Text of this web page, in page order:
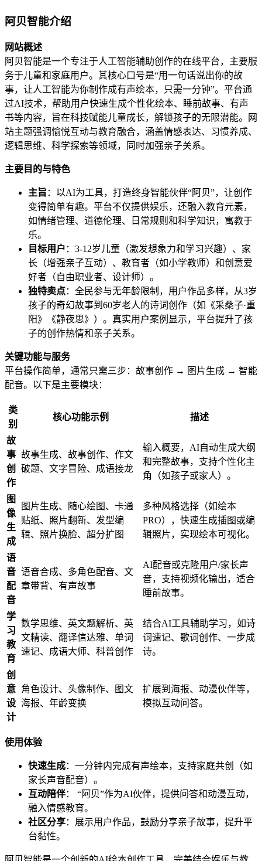
阿贝智能介绍
网站概述
阿贝智能是一个专注于人工智能辅助创作的在线平台，主要服
务于儿童和家庭用户。其核心口号是“用一句话说出你的故
事，让人工智能为你制作成有声绘本，只需一分钟”。平台通
过AI技术，帮助用户快速生成个性化绘本、睡前故事、有声
书等内容，旨在科技赋能儿童成长，解锁孩子的无限潜能。网
站主题强调愉悦互动与教育融合，涵盖情感表达、习惯养成、
逻辑思维、科学探索等领域，同时加强亲子关系。
主要目的与特色
主旨 ：以AI为工具，打造终身智能伙伴“阿贝”，让创作
变得简单有趣。平台不仅提供娱乐，还融入教育元素，
如情绪管理、道德伦理、日常规则和科学知识，寓教于
乐。
目标用户 ：3-12岁儿童（激发想象力和学习兴趣）、家
长（增强亲子互动）、教育者（如小学教师）和创意爱
好者（自由职业者、设计师）。
独特卖点：全民参与无年龄限制，用户作品多样，从3岁
孩子的奇幻故事到60岁老人的诗词创作（如《采桑子·重
阳》《静夜思》）。真实用户案例显示，平台提升了孩
子的创作热情和亲子关系。
关键功能与服务
平台操作简单，通常只需三步：故事创作 → 图片生成 → 智能
配音。以下是主要模块：
类
别
核心功能示例 描述
故
事
创
作
故事生成、故事创作、作文
破题、文字冒险、成语接龙
输入概要，AI自动生成大纲
和完整故事，支持个性化主
角（如孩子或家人）。
图
像
生
成
图片生成、随心绘图、卡通
贴纸、照片翻新、发型编
辑、照片换脸、超分扩图
多种风格选择（如绘本
PRO），快速生成插图或编
辑照片，实现绘本可视化。
语
音
配
音
语音合成、多角色配音、文
章带背、有声故事
AI配音或克隆用户/家长声
音，支持视频化输出，适合
睡前故事。
学
习
教
育
数学思维、英文题解析、英
文精读、翻译信达雅、单词
速记、成语大师、科普创作
结合AI工具辅助学习，如诗
词速记、歌词创作、一步成
诗。
创
意
设
计
角色设计、头像制作、图文
海报、年龄变换
扩展到海报、动漫伙伴等，
模拟互动问答。
使用体验
快速生成：一分钟内完成有声绘本，支持家庭共创（如
家长声音配音）。
互动陪伴： “阿贝”作为AI伙伴，提供问答和动漫互动，
融入情感教育。
社区分享：展示用户作品，鼓励分享亲子故事，提升平
台黏性。